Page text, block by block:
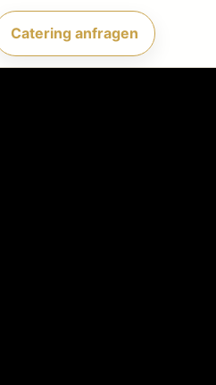
Catering anfragen